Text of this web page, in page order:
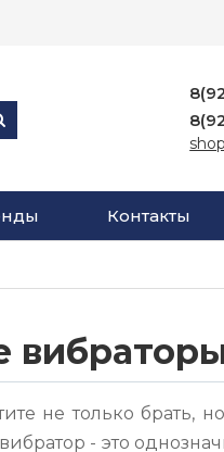
Контакты
не только
- это